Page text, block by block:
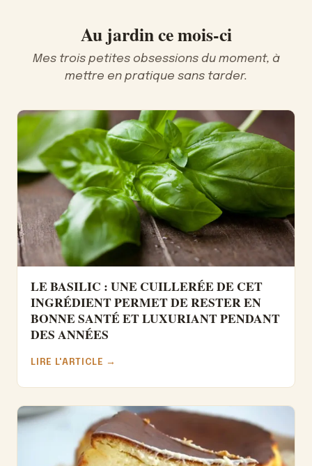
Au jardin ce mois-ci
Mes trois petites obsessions du moment, à
mettre en pratique sans tarder.
LE BASILIC : UNE CUILLERÉE DE CET
INGRÉDIENT PERMET DE RESTER EN
BONNE SANTÉ ET LUXURIANT PENDANT
DES ANNÉES
LIRE L'ARTICLE →